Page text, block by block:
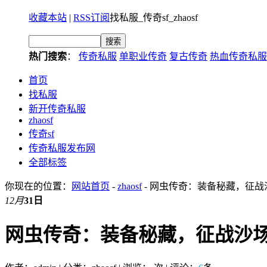
收藏本站 | RSS订阅找私服_传奇sf_zhaosf
热门搜索： 传奇私服 单职业传奇 复古传奇 热血传奇私服
首页
找私服
新开传奇私服
zhaosf
传奇sf
传奇私服发布网
全部标签
你现在的位置： 网站首页 - zhaosf- 网虫传奇：装备秘藏，征战
12月31日
网虫传奇：装备秘藏，征战沙